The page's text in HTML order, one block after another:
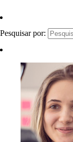
Pesquisar por: